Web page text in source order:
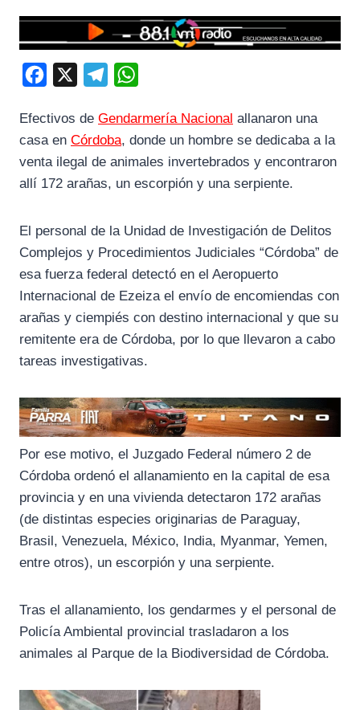
c
e
b
l
e
g
a
t
s
Efectivos de Gendarmería Nacional allanaron una
casa en Córdoba, donde un hombre se dedicaba a la
venta ilegal de animales invertebrados y encontraron
allí 172 arañas, un escorpión y una serpiente.
El personal de la Unidad de Investigación de Delitos
Complejos y Procedimientos Judiciales “Córdoba” de
esa fuerza federal detectó en el Aeropuerto
Internacional de Ezeiza el envío de encomiendas con
arañas y ciempiés con destino internacional y que su
remitente era de Córdoba, por lo que llevaron a cabo
tareas investigativas.
Por ese motivo, el Juzgado Federal número 2 de
Córdoba ordenó el allanamiento en la capital de esa
provincia y en una vivienda detectaron 172 arañas
(de distintas especies originarias de Paraguay,
Brasil, Venezuela, México, India, Myanmar, Yemen,
entre otros), un escorpión y una serpiente.
Tras el allanamiento, los gendarmes y el personal de
Policía Ambiental provincial trasladaron a los
animales al Parque de la Biodiversidad de Córdoba.